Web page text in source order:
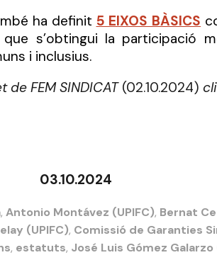
ha definit 5 EIXOS BÀSICS
s’obtingui la participació
i inclusius.
FEM SINDICAT(02.10.2024)
03.10.2024
, Antonio Montávez (UPIFC), Bernat
(UPIFC), Comissió de Garanties
, estatuts, José Luis Gómez Galarzo